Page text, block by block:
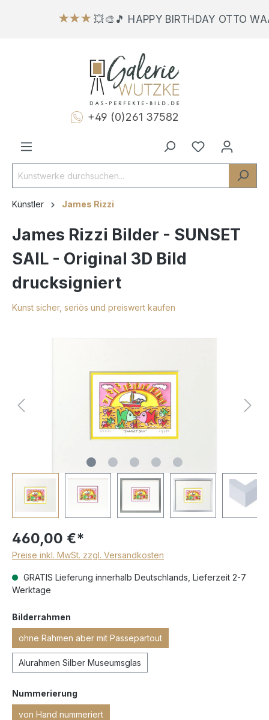
★★★💥🎨🎵 HAPPY BIRTHDAY OTTO
+49 (0)261 37582
Künstler James Rizzi
James Rizzi Bilder - SUNSET
SAIL - Original 3D Bild
drucksigniert
Kunst sicher, seriös und preiswert kaufen
460,00 €*
Preise inkl. MwSt. zzgl. Versandkosten
GRATIS Lieferung innerhalb Deutschlands, Lieferzeit 2-7
Werktage
Bilderrahmen
ohne Rahmen aber mit Passepartout
Alurahmen Silber Museumsglas
Nummerierung
von Hand nummeriert